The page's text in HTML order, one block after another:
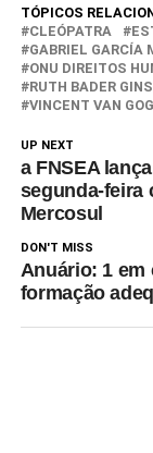
Como país, o Brasil
perdendo a chance
TÓPICOS
CLEÓPATRA
GABRIEL GARCÍA
ONU DIREITOS
RUTH BADER
VINCENT VAN
UP NEXT
a FNSEA
segunda-feira
Mercosul
DON'T MISS
Anuário: 1 em
formação